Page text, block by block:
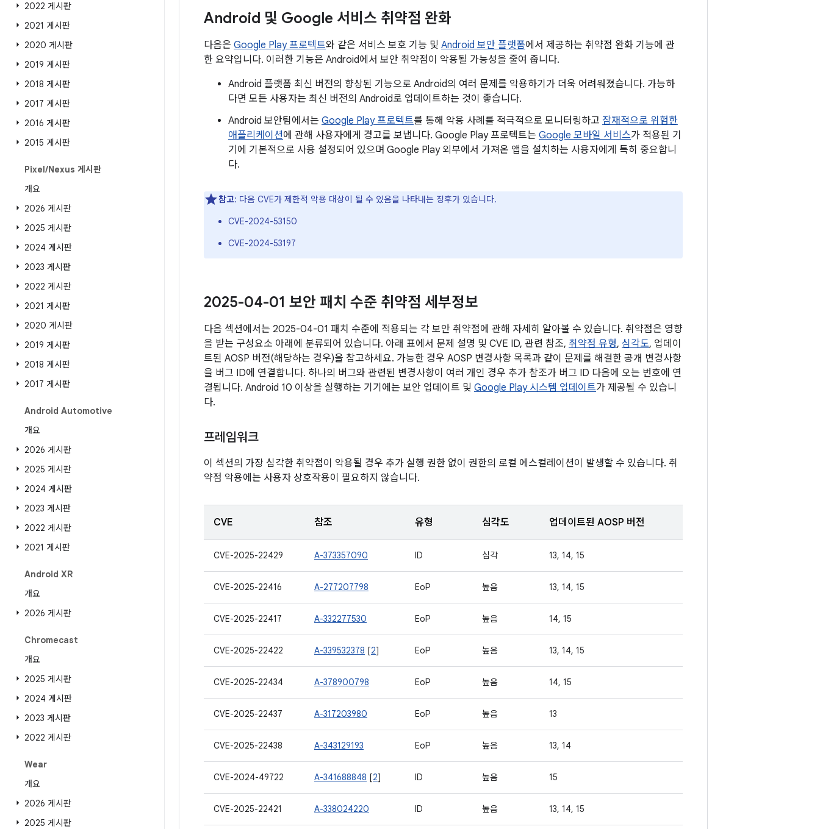
2022 게시판
2021 게시판
2020 게시판
2019 게시판
2018 게시판
2017 게시판
2016 게시판
2015 게시판
Pixel/Nexus 게시판
개요
2026 게시판
2025 게시판
2024 게시판
2023 게시판
2022 게시판
2021 게시판
2020 게시판
2019 게시판
2018 게시판
2017 게시판
Android Automotive
개요
2026 게시판
2025 게시판
2024 게시판
2023 게시판
2022 게시판
2021 게시판
Android XR
개요
2026 게시판
Chromecast
개요
2025 게시판
2024 게시판
2023 게시판
2022 게시판
Wear
개요
2026 게시판
2025 게시판
Android 및 Google 서비스 취약점 완화
다음은 Google Play 프로텍트와 같은 서비스 보호 기능 및 Android 보안 플랫폼에서 제공하는 취약점 완화 기능에 관
한 요약입니다. 이러한 기능은 Android에서 보안 취약점이 악용될 가능성을 줄여 줍니다.
Android 플랫폼 최신 버전의 향상된 기능으로 Android의 여러 문제를 악용하기가 더욱 어려워졌습니다. 가능하
다면 모든 사용자는 최신 버전의 Android로 업데이트하는 것이 좋습니다.
Android 보안팀에서는 Google Play 프로텍트를 통해 악용 사례를 적극적으로 모니터링하고 잠재적으로 위험한
애플리케이션에 관해 사용자에게 경고를 보냅니다. Google Play 프로텍트는 Google 모바일 서비스가 적용된 기
기에 기본적으로 사용 설정되어 있으며 Google Play 외부에서 가져온 앱을 설치하는 사용자에게 특히 중요합니
다.
참고: 다음 CVE가 제한적 악용 대상이 될 수 있음을 나타내는 징후가 있습니다.
CVE-2024-53150
CVE-2024-53197
2025-04-01 보안 패치 수준 취약점 세부정보
다음 섹션에서는 2025-04-01 패치 수준에 적용되는 각 보안 취약점에 관해 자세히 알아볼 수 있습니다. 취약점은 영향
을 받는 구성요소 아래에 분류되어 있습니다. 아래 표에서 문제 설명 및 CVE ID, 관련 참조, 취약점 유형, 심각도, 업데이
트된 AOSP 버전(해당하는 경우)을 참고하세요. 가능한 경우 AOSP 변경사항 목록과 같이 문제를 해결한 공개 변경사항
을 버그 ID에 연결합니다. 하나의 버그와 관련된 변경사항이 여러 개인 경우 추가 참조가 버그 ID 다음에 오는 번호에 연
결됩니다. Android 10 이상을 실행하는 기기에는 보안 업데이트 및 Google Play 시스템 업데이트가 제공될 수 있습니
다.
프레임워크
이 섹션의 가장 심각한 취약점이 악용될 경우 추가 실행 권한 없이 권한의 로컬 에스컬레이션이 발생할 수 있습니다. 취
약점 악용에는 사용자 상호작용이 필요하지 않습니다.
CVE 참조 유형 심각도 업데이트된 AOSP 버전
CVE-2025-22429 A-373357090 ID 심각 13, 14, 15
CVE-2025-22416 A-277207798 EoP 높음 13, 14, 15
CVE-2025-22417 A-332277530 EoP 높음 14, 15
CVE-2025-22422 A-339532378 [2] EoP 높음 13, 14, 15
CVE-2025-22434 A-378900798 EoP 높음 14, 15
CVE-2025-22437 A-317203980 EoP 높음 13
CVE-2025-22438 A-343129193 EoP 높음 13, 14
CVE-2024-49722 A-341688848 [2] ID 높음 15
CVE-2025-22421 A-338024220 ID 높음 13, 14, 15